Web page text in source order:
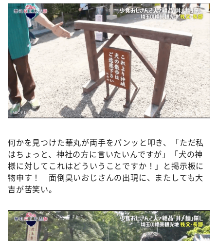
©️ABCテレビ
何かを見つけた華丸が両手をパンッと叩き、「ただ私
はちょっと、神社の方に言いたいんですが」「犬の神
様に対してこれはどういうことですか！」と掲示板に
物申す！ 面倒臭いおじさんの出現に、またしても大
吉が苦笑い。